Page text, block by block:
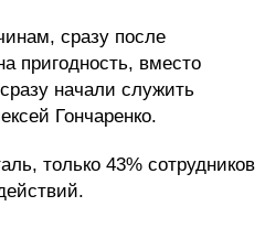
сразу после
пригодность, вместо
начали служить
Гончаренко.
только 43% сотрудников